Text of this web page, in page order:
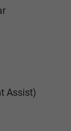
Assist)